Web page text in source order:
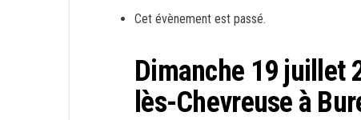
Cet évènement est passé.
Dimanche 19 juillet
lès-Chevreuse à